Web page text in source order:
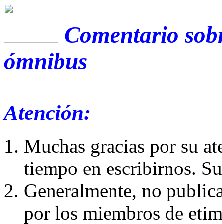
Comentario
ómnibus
Atención:
Muchas gracias por su
tiempo en escribirnos.
Generalmente, no
por los miembros de